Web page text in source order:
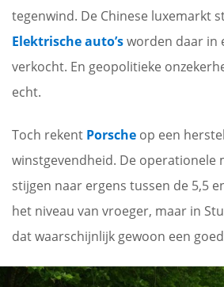
tegenwind. De Chinese luxemarkt
Elektrische auto’sworden daar in
verkocht. En geopolitieke
echt.
Toch rekent Porsche op een
winstgevendheid. De operationele
stijgen naar ergens tussen de 5,5
het niveau van vroeger, maar in
dat waarschijnlijk gewoon een